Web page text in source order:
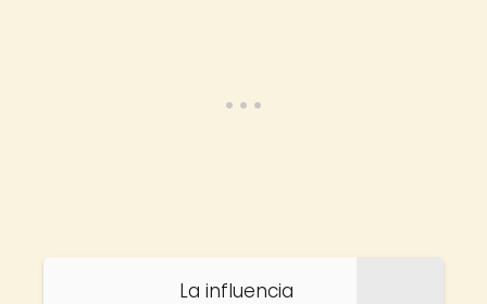
La influencia